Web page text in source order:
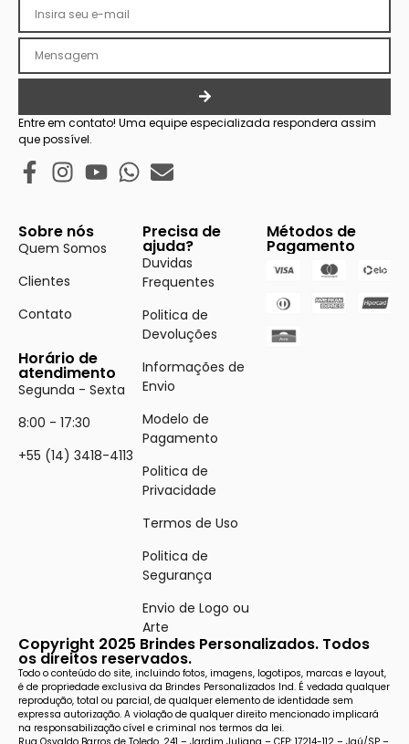
Entre em contato! Uma equipe especializada respondera assim
que possível.
Sobre nós
Quem Somos
Clientes
Contato
Horário de
atendimento
Segunda - Sexta
8:00 - 17:30
+55 (14) 3418-4113
Precisa de
ajuda?
Duvidas
Frequentes
Politica de
Devoluções
Informações de
Envio
Modelo de
Pagamento
Politica de
Privacidade
Termos de Uso
Politica de
Segurança
Envio de Logo ou
Arte
Métodos de
Pagamento
Copyright 2025 Brindes Personalizados. Todos
os direitos reservados.
Todo o conteúdo do site, incluindo fotos, imagens, logotipos, marcas e layout,
é de propriedade exclusiva da Brindes Personalizados Ind. É vedada qualquer
reprodução, total ou parcial, de qualquer elemento de identidade sem
expressa autorização. A violação de qualquer direito mencionado implicará
na responsabilização cível e criminal nos termos da lei.